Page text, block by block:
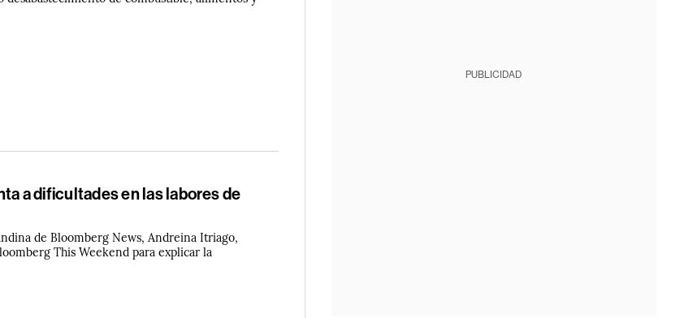
a dificultades en las labores de
de Bloomberg News, Andreina Itriago,
This Weekend para explicar la
PUBLICIDAD